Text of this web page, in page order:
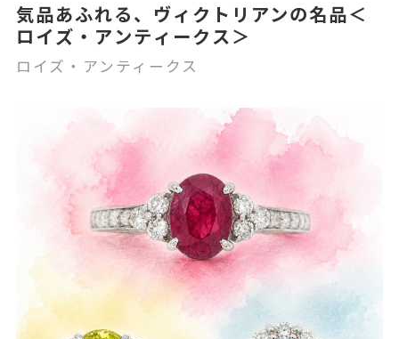
気品あふれる、ヴィクトリアンの名品＜
ロイズ・アンティークス＞
ロイズ・アンティークス